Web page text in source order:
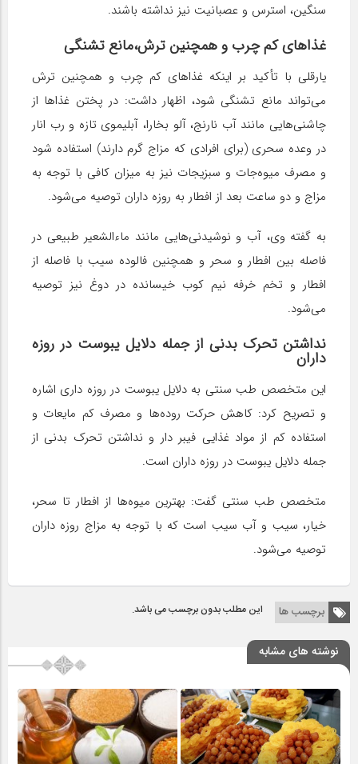
سنگین، استرس و عصبانیت نیز نداشته باشند.
غذاهای کم چرب و همچنین ترش،مانع تشنگی
یارقلی با تأکید بر اینکه غذاهای کم چرب و همچنین ترش
می‌تواند مانع تشنگی شود، اظهار داشت: در پختن غذاها از
چاشنی‌هایی مانند آب نارنج، آلو بخارا، آبلیموی تازه و رب انار
در وعده سحری (برای افرادی که مزاج گرم دارند) استفاده شود
و مصرف میوه‌جات و سبزیجات نیز به میزان کافی با توجه به
مزاج و دو ساعت بعد از افطار به روزه داران توصیه می‌شود.
به گفته وی، آب و نوشیدنی‌هایی مانند ماءالشعیر طبیعی در
فاصله بین افطار و سحر و همچنین فالوده سیب با فاصله از
افطار و تخم خرفه نیم کوب خیسانده در دوغ نیز توصیه
می‌شود.
نداشتن تحرک بدنی از جمله دلایل یبوست در روزه
داران
این متخصص طب سنتی به دلایل یبوست در روزه داری اشاره
و تصریح کرد: کاهش حرکت روده‌ها و مصرف کم مایعات و
استفاده کم از مواد غذایی فیبر دار و نداشتن تحرک بدنی از
جمله دلایل یبوست در روزه داران است.
متخصص طب سنتی گفت: بهترین میوه‌ها از افطار تا سحر،
خیار، سیب و آب سیب است که با توجه به مزاج روزه داران
توصیه می‌شود.
برچسب ها این مطلب بدون برچسب می باشد.
نوشته های مشابه